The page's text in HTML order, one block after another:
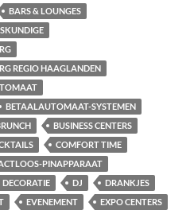
BARS & LOUNGES
REGIO HAAGLANDEN
BETAALAUTOMAAT-SYSTEMEN
BUSINESS CENTERS
COMFORT TIME
PINAPPARAAT
DECORATIE DJ
DRANKJES
EVENEMENT
EXPO CENTERS